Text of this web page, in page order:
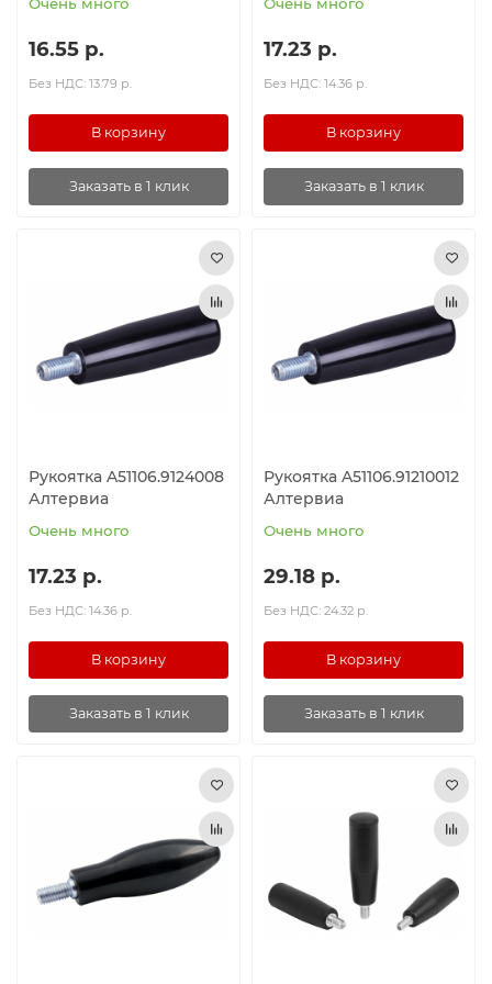
16.55 р.
Без НДС: 13.79 р.
В корзину
Заказать в 1 клик
17.23 р.
Без НДС: 14.36 р.
В корзину
Заказать в 1 клик
Рукоятка A51106.9124008
Алтервиа
Очень много
17.23 р.
Без НДС: 14.36 р.
В корзину
Заказать в 1 клик
Рукоятка A51106.91210012
Алтервиа
Очень много
29.18 р.
Без НДС: 24.32 р.
В корзину
Заказать в 1 клик